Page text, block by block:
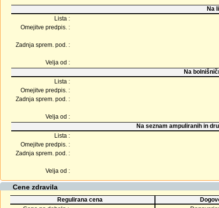
Na
Lista :
Omejitve predpis. :
Zadnja sprem. pod. :
Velja od :
Na
Lista :
Omejitve predpis. :
Zadnja sprem. pod. :
Velja od :
Na seznam ampuliranih in
Lista :
Omejitve predpis. :
Zadnja sprem. pod. :
Velja od :
Cene zdravila
Regulirana cena